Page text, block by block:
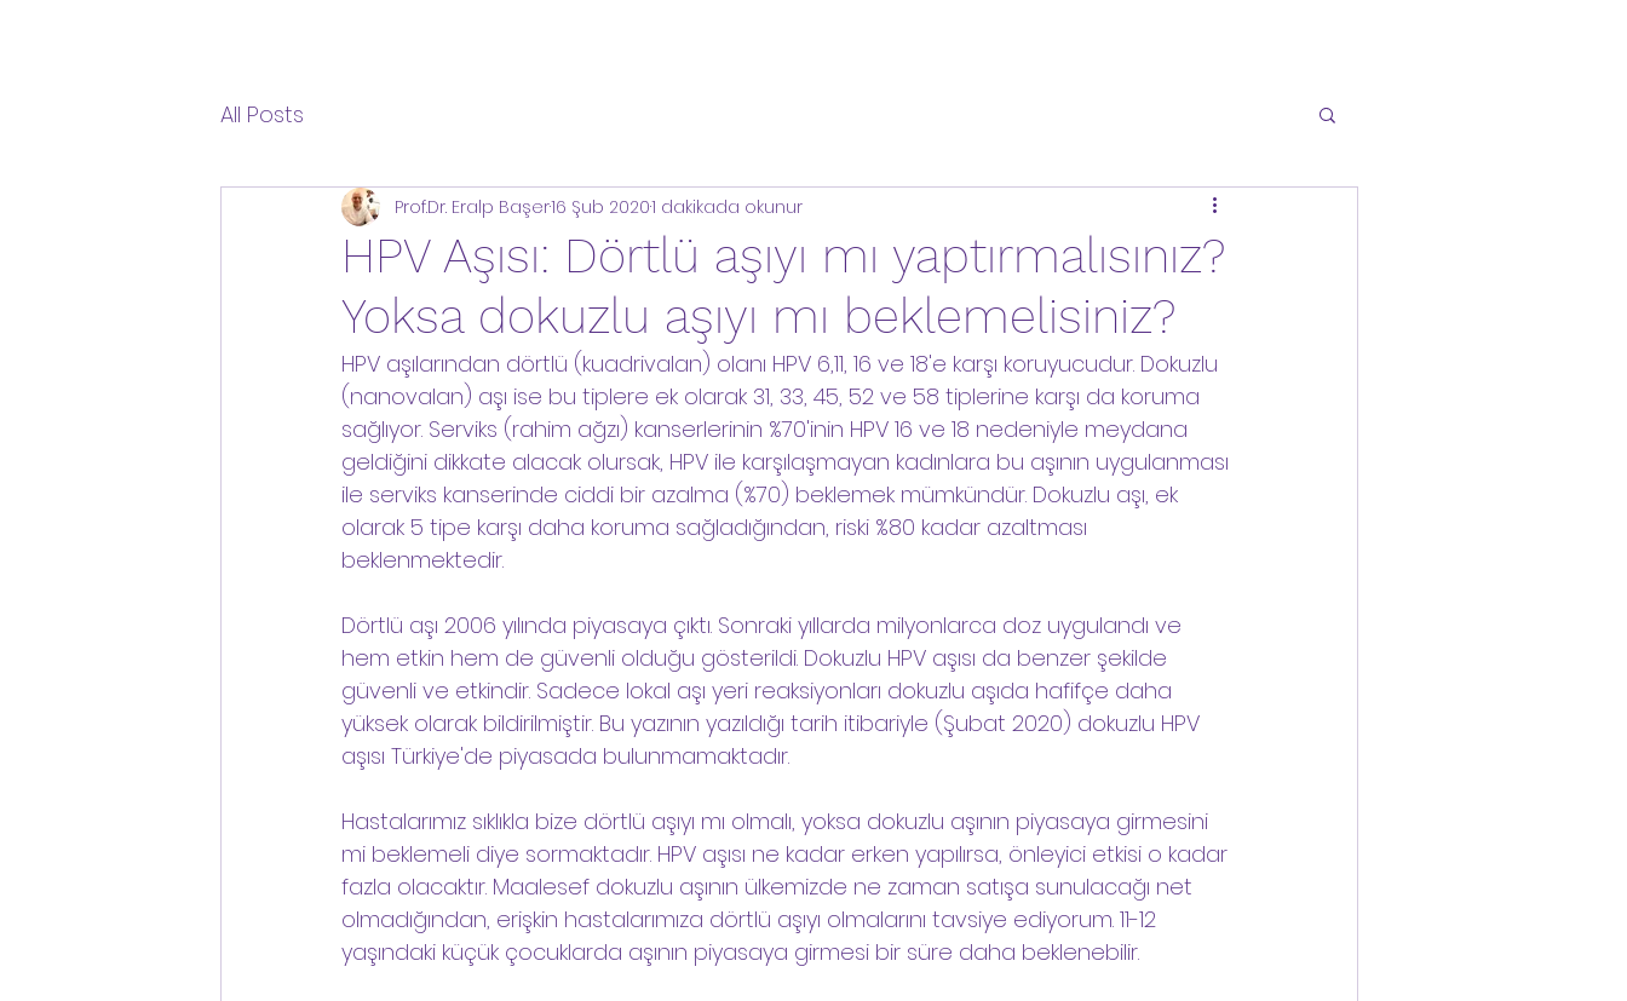
All Posts
HPV Aşısı: Dörtlü aşıyı mı yaptırmalısınız?
Yoksa dokuzlu aşıyı mı beklemelisiniz?
Prof.Dr. Eralp Başer16 Şub 20201 dakikada okunur
HPV aşılarından dörtlü (kuadrivalan) olanı HPV 6,11, 16 ve 18'e karşı koruyucudur. Dokuzlu
(nanovalan) aşı ise bu tiplere ek olarak 31, 33, 45, 52 ve 58 tiplerine karşı da koruma
sağlıyor. Serviks (rahim ağzı) kanserlerinin %70'inin HPV 16 ve 18 nedeniyle meydana
geldiğini dikkate alacak olursak, HPV ile karşılaşmayan kadınlara bu aşının uygulanması
ile serviks kanserinde ciddi bir azalma (%70) beklemek mümkündür. Dokuzlu aşı, ek
olarak 5 tipe karşı daha koruma sağladığından, riski %80 kadar azaltması
beklenmektedir.
Dörtlü aşı 2006 yılında piyasaya çıktı. Sonraki yıllarda milyonlarca doz uygulandı ve
hem etkin hem de güvenli olduğu gösterildi. Dokuzlu HPV aşısı da benzer şekilde
güvenli ve etkindir. Sadece lokal aşı yeri reaksiyonları dokuzlu aşıda hafifçe daha
yüksek olarak bildirilmiştir. Bu yazının yazıldığı tarih itibariyle (Şubat 2020) dokuzlu HPV
aşısı Türkiye'de piyasada bulunmamaktadır.
Hastalarımız sıklıkla bize dörtlü aşıyı mı olmalı, yoksa dokuzlu aşının piyasaya girmesini
mi beklemeli diye sormaktadır. HPV aşısı ne kadar erken yapılırsa, önleyici etkisi o kadar
fazla olacaktır. Maalesef dokuzlu aşının ülkemizde ne zaman satışa sunulacağı net
olmadığından, erişkin hastalarımıza dörtlü aşıyı olmalarını tavsiye ediyorum. 11-12
yaşındaki küçük çocuklarda aşının piyasaya girmesi bir süre daha beklenebilir.